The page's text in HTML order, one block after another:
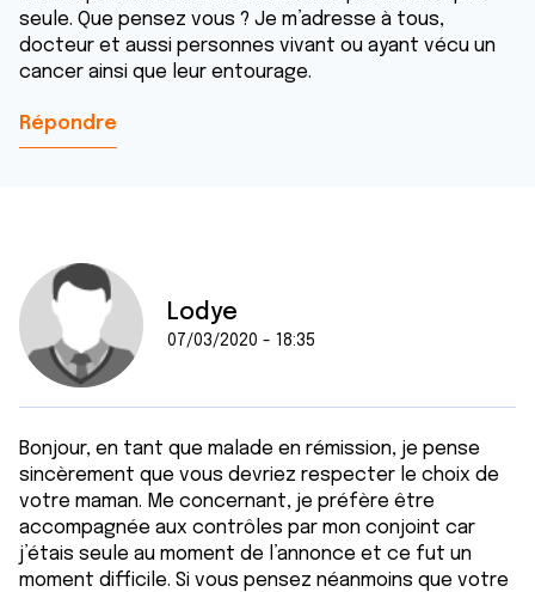
seule. Que pensez vous ? Je m’adresse à tous,
docteur et aussi personnes vivant ou ayant vécu un
cancer ainsi que leur entourage.
Répondre
Lodye
07/03/2020 - 18:35
Bonjour, en tant que malade en rémission, je pense
sincèrement que vous devriez respecter le choix de
votre maman. Me concernant, je préfère être
accompagnée aux contrôles par mon conjoint car
j’étais seule au moment de l’annonce et ce fut un
moment difficile. Si vous pensez néanmoins que votre